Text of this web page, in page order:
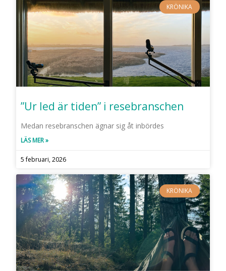
KRÖNIKA
”Ur led är tiden” i resebranschen
Medan resebranschen ägnar sig åt inbördes
LÄS MER »
5 februari, 2026
KRÖNIKA